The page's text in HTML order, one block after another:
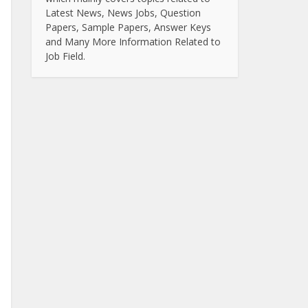
Latest News, News Jobs, Question
Papers, Sample Papers, Answer Keys
and Many More Information Related to
Job Field.